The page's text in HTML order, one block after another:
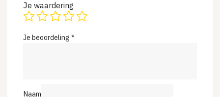
Je waardering
Je beoordeling *
Naam